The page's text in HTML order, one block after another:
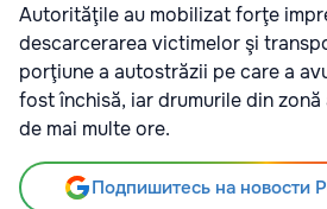
Autorităţile au mobilizat forţe
descarcerarea victimelor şi
porţiune a autostrăzii pe care a
fost închisă, iar drumurile din
de mai multe ore.
Подпишитесь на новости